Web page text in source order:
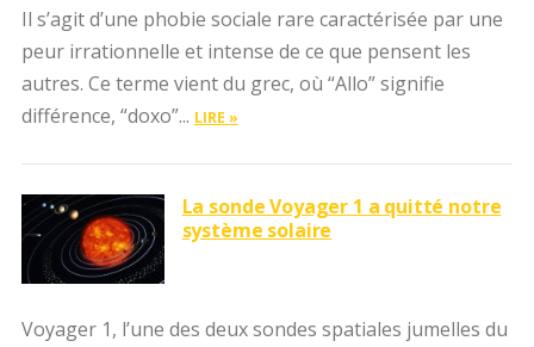
Il s’agit d’une phobie sociale rare caractérisée par une
peur irrationnelle et intense de ce que pensent les
autres. Ce terme vient du grec, où “Allo” signifie
différence, “doxo”... LIRE »
La sonde Voyager 1 a quitté notre
système solaire
Voyager 1, l’une des deux sondes spatiales jumelles du